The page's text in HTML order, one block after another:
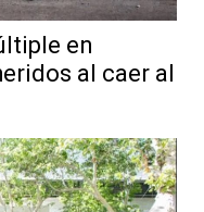
en
al caer al